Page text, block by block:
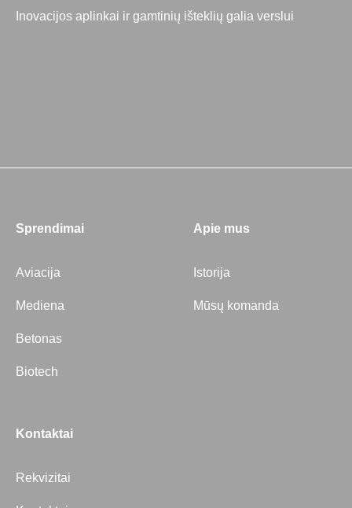
Inovacijos aplinkai ir gamtinių išteklių galia verslui
Sprendimai
Aviacija
Mediena
Betonas
Biotech
Apie mus
Istorija
Mūsų komanda
Kontaktai
Rekvizitai